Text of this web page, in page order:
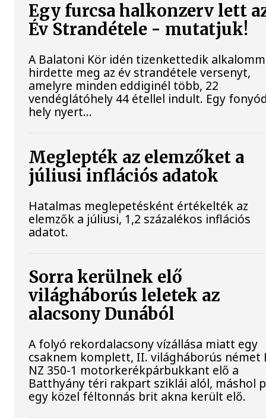
Egy furcsa halkonzerv lett
Év Strandétele - mutatjuk!
A Balatoni Kör idén tizenkettedik
hirdette meg az év strandétele versenyt,
amelyre minden eddiginél több, 22
vendéglátóhely 44 étellel indult. Egy
hely nyert...
Meglepték az elemzőket a
júliusi inflációs adatok
Hatalmas meglepetésként értékelték az
elemzők a júliusi, 1,2 százalékos inflációs
adatot.
Sorra kerülnek elő
világháborús leletek az
alacsony Dunából
A folyó rekordalacsony vízállása miatt egy
csaknem komplett, II. világháborús német
NZ 350-1 motorkerékpárbukkant elő a
Batthyány téri rakpart sziklái alól, máshol
egy közel féltonnás brit akna került elő.